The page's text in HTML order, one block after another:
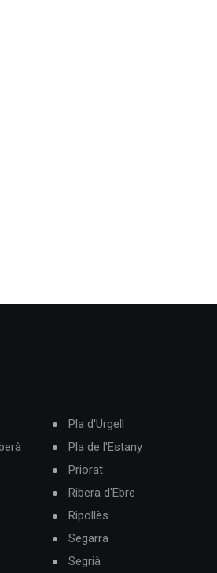
Pla d'Urgell
Pla de l'Estany
Priorat
Ribera d'Ebre
Ripollès
Segarra
Segrià